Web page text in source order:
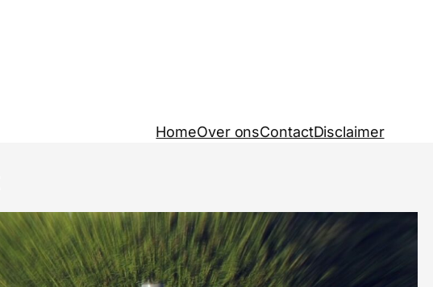
HomeOver onsContactDisclaimer